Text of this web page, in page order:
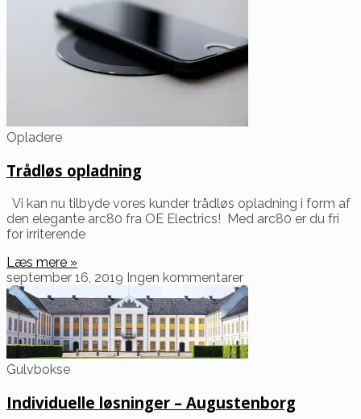
Opladere
Trådløs opladning
Vi kan nu tilbyde vores kunder trådløs opladning i form af
den elegante arc80 fra OE Electrics! Med arc80 er du fri
for irriterende
Læs mere »
september 16, 2019 Ingen kommentarer
Gulvbokse
Individuelle løsninger – Augustenborg